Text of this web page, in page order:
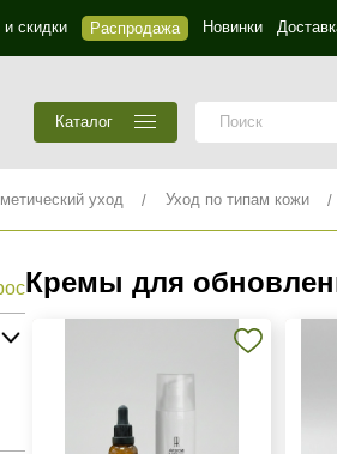
скидки Распродажа Новинки
Каталог
уход Уход по типам кожи
Кремы для